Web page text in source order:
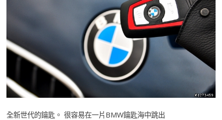
全新世代的鑰匙。 很容易在一片BMW鑰匙海中跳出